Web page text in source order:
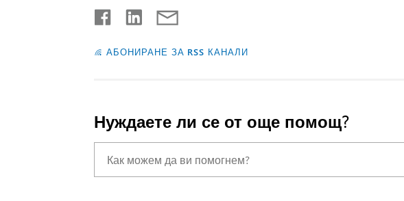
АБОНИРАНЕ ЗА RSS КАНАЛИ
Нуждаете ли се от още помощ?